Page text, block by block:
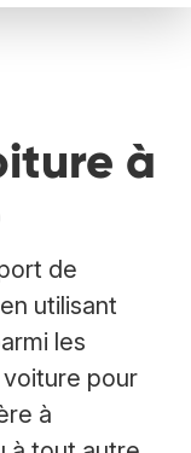
à
de
en utilisant
les
pour
à